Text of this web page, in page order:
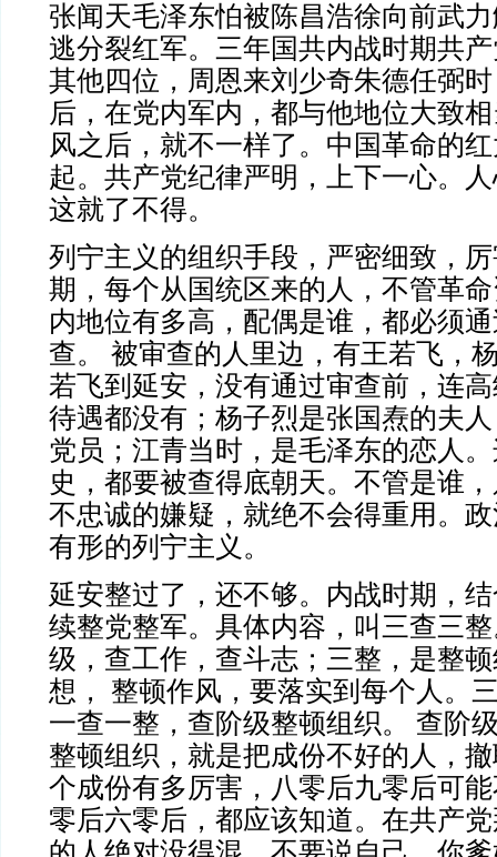
张闻天毛泽东怕被陈昌浩徐向前武
逃分裂红军。三年国共内战时期共
其他四位，周恩来刘少奇朱德任弼
后，在党内军内，都与他地位大致
风之后，就不一样了。中国革命的
起。共产党纪律严明，上下一心。
这就了不得。
列宁主义的组织手段，严密细致，
期，每个从国统区来的人，不管革
内地位有多高，配偶是谁，都必须
查。
被审查的人里边，有王若飞，
若飞到延安，没有通过审查前，连
待遇都没有；杨子烈是张国焘的夫
党员；江青当时，是毛泽东的恋人
史，都要被查得底朝天。不管是谁
不忠诚的嫌疑，就绝不会得重用。
有形的列宁主义。
延安整过了，还不够。内战时期，
续整党整军。具体内容，叫三查三
级，查工作，查斗志；三整，是整
想，
整顿作风，要落实到每个人。
一查一整，查阶级整顿组织。
查阶
整顿组织，就是把成份不好的人，
个成份有多厉害，八零后九零后可
零后六零后，都应该知道。在共产